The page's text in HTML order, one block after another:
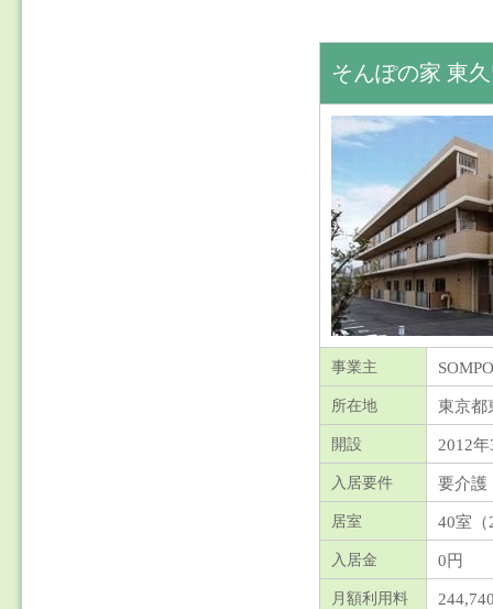
そんぽの家 東
事業主
所在地 東京都
開設 2012
入居要件 要介護
居室 40室（
入居金 0円
月額利用料